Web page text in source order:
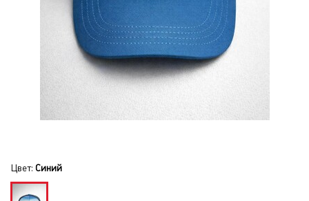
Цвет: Синий